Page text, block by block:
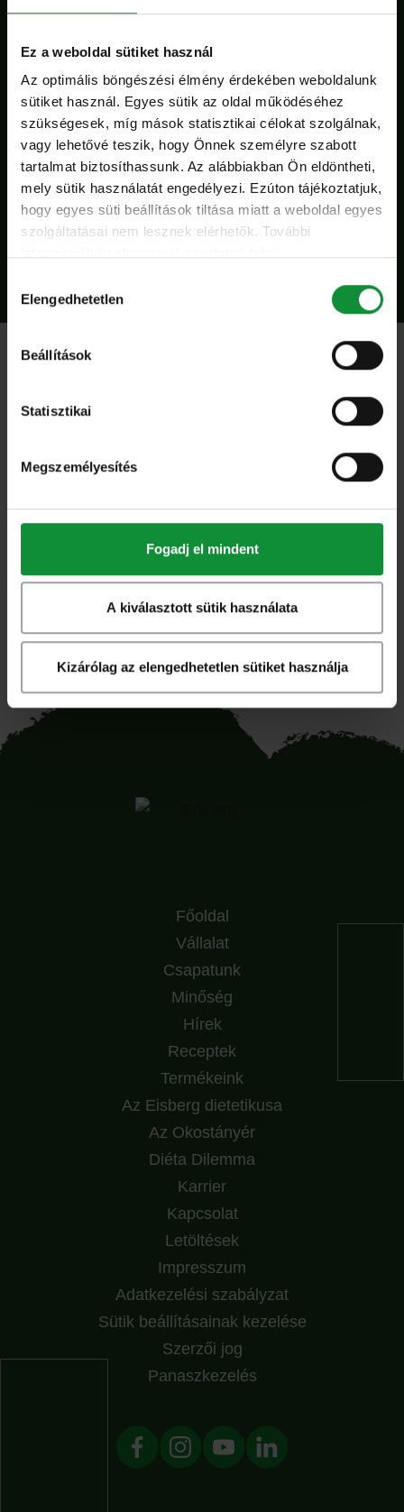
Ez a weboldal sütiket használ
Az optimális böngészési élmény érdekében weboldalunk
sütiket használ. Egyes sütik az oldal működéséhez
szükségesek, míg mások statisztikai célokat szolgálnak,
vagy lehetővé teszik, hogy Önnek személyre szabott
tartalmat biztosíthassunk. Az alábbiakban Ön eldöntheti,
mely sütik használatát engedélyezi. Ezúton tájékoztatjuk,
hogy egyes süti beállítások tiltása miatt a weboldal egyes
szolgáltatásai nem lesznek elérhetők. További
kiválasztása
Elengedhetetlen
Beállítások
Statisztikai
Megszemélyesítés
Fogadj el mindent
A kiválasztott sütik használata
Kizárólag az elengedhetetlen sütiket használja
Összes
Burgonyasaláta friss salátával és
kolbászmorzsával
Összes recept
További
Keress tovább termékeink között!
Csomagolt saláta- és zöldségkeverékek
Főoldal
Vállalat
Csapatunk
Minőség
Hírek
Receptek
Termékeink
Az Eisberg dietetikusa
Az Okostányér
Diéta Dilemma
Karrier
Kapcsolat
Letöltések
Impresszum
Adatkezelési szabályzat
Sütik beállításainak kezelése
Szerzői jog
Panaszkezelés